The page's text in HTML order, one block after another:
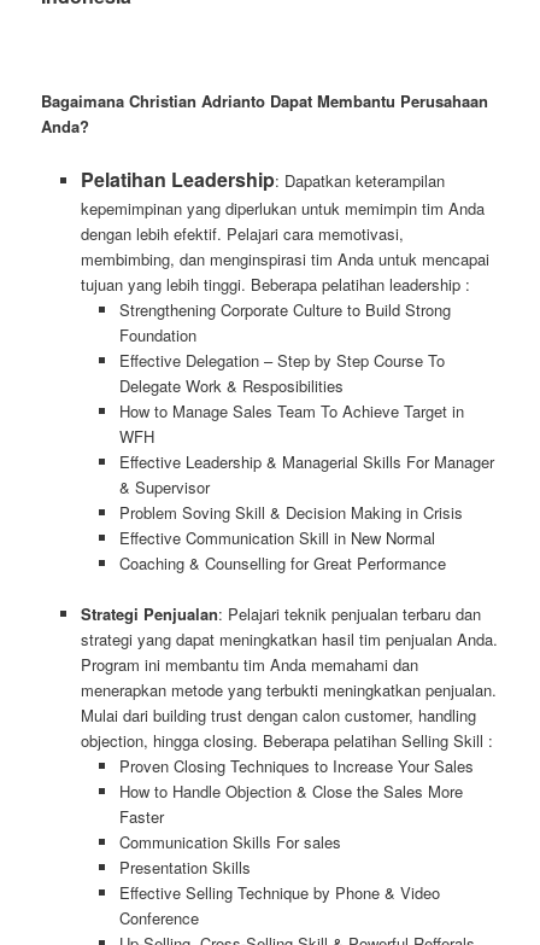
Bagaimana Christian Adrianto Dapat Membantu Perusahaan
Anda?
Pelatihan Leadership: Dapatkan keterampilan
kepemimpinan yang diperlukan untuk memimpin tim Anda
dengan lebih efektif. Pelajari cara memotivasi,
membimbing, dan menginspirasi tim Anda untuk mencapai
tujuan yang lebih tinggi. Beberapa pelatihan leadership :
Strengthening Corporate Culture to Build Strong
Foundation
Effective Delegation – Step by Step Course To
Delegate Work & Resposibilities
How to Manage Sales Team To Achieve Target in
WFH
Effective Leadership & Managerial Skills For Manager
& Supervisor
Problem Soving Skill & Decision Making in Crisis
Effective Communication Skill in New Normal
Coaching & Counselling for Great Performance
Strategi Penjualan: Pelajari teknik penjualan terbaru dan
strategi yang dapat meningkatkan hasil tim penjualan Anda.
Program ini membantu tim Anda memahami dan
menerapkan metode yang terbukti meningkatkan penjualan.
Mulai dari building trust dengan calon customer, handling
objection, hingga closing. Beberapa pelatihan Selling Skill :
Proven Closing Techniques to Increase Your Sales
How to Handle Objection & Close the Sales More
Faster
Communication Skills For sales
Presentation Skills
Effective Selling Technique by Phone & Video
Conference